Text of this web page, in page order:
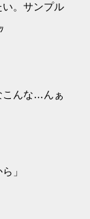
。サンプル
んな…んぁ
」